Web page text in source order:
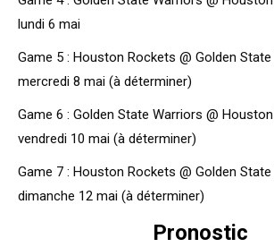
lundi 6 mai
Game 5 : Houston Rockets @ Golden
mercredi 8 mai (à déterminer)
Game 6 : Golden State Warriors @
vendredi 10 mai (à déterminer)
Game 7 : Houston Rockets @ Golden
dimanche 12 mai (à déterminer)
Pronostic